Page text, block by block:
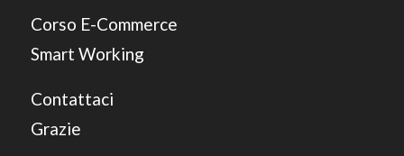
Corso E-Commerce
Smart Working
Contattaci
Grazie